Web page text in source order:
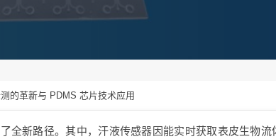
的革新与 PDMS 芯片技术应用
全新路径。其中，汗液传感器因能实时获取表皮生物